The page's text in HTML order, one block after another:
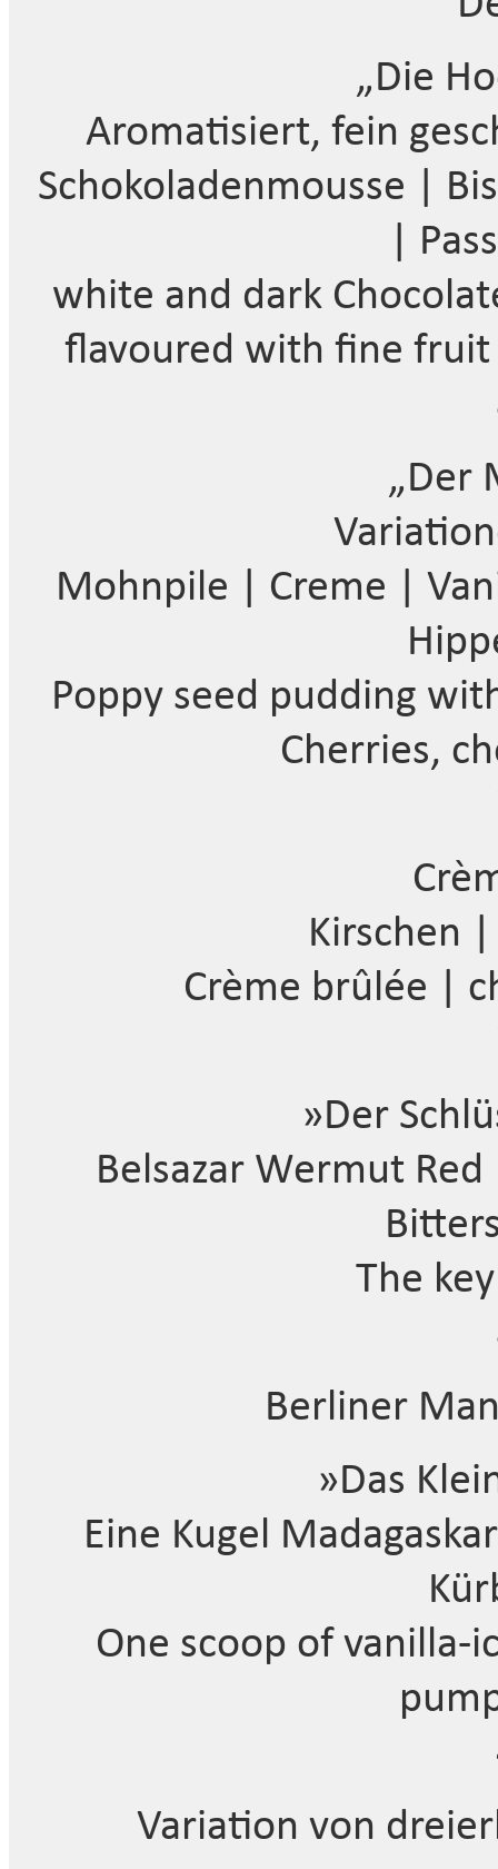
„Die
Aromatisiert, fein
Schokoladenmousse |
|
white and dark
flavoured with fine fruit
„Der
Mohnpile | Creme |
Poppy seed pudding
Cherries,
Kirschen
Crème brûlée |
»Der
Belsazar Wermut
The
Berliner
»Das
Eine Kugel
One scoop of vanilla-
Variation von